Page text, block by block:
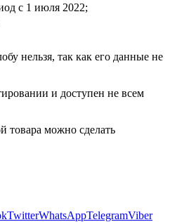
с 1 июля 2022;
нельзя, так как его данные не
и доступен не всем
товара можно сделать
TwitterWhatsAppTelegramViber